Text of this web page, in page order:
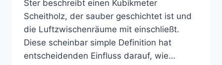
Ster beschreibt einen Kubikmeter
Scheitholz, der sauber geschichtet ist und
die Luftzwischenräume mit einschließt.
Diese scheinbar simple Definition hat
entscheidenden Einfluss darauf, wie…